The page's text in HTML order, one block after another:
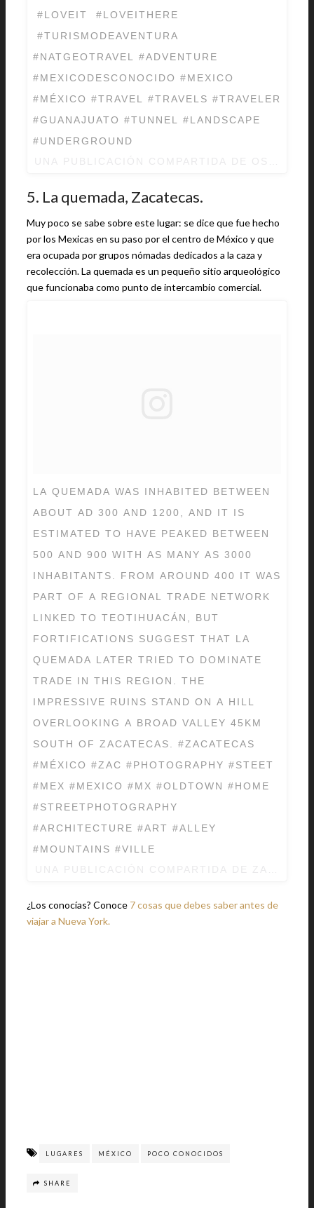
#LOVEIT #LOVEITHERE
#TURISMODEAVENTURA
#NATGEOTRAVEL #ADVENTURE
#MEXICODESCONOCIDO #MEXICO
#MÉXICO #TRAVEL #TRAVELS #TRAVELER
#GUANAJUATO #TUNNEL #LANDSCAPE
#UNDERGROUND
5. La quemada, Zacatecas.
Muy poco se sabe sobre este lugar: se dice que fue hecho
por los Mexicas en su paso por el centro de México y que
era ocupada por grupos nómadas dedicados a la caza y
recolección. La quemada es un pequeño sitio arqueológico
que funcionaba como punto de intercambio comercial.
LA QUEMADA WAS INHABITED BETWEEN
ABOUT AD 300 AND 1200, AND IT IS
ESTIMATED TO HAVE PEAKED BETWEEN
500 AND 900 WITH AS MANY AS 3000
INHABITANTS. FROM AROUND 400 IT WAS
PART OF A REGIONAL TRADE NETWORK
LINKED TO TEOTIHUACÁN, BUT
FORTIFICATIONS SUGGEST THAT LA
QUEMADA LATER TRIED TO DOMINATE
TRADE IN THIS REGION. THE
IMPRESSIVE RUINS STAND ON A HILL
OVERLOOKING A BROAD VALLEY 45KM
SOUTH OF ZACATECAS. #ZACATECAS
#MÉXICO #ZAC #PHOTOGRAPHY #STEET
#MEX #MEXICO #MX #OLDTOWN #HOME
#STREETPHOTOGRAPHY
#ARCHITECTURE #ART #ALLEY
#MOUNTAINS #VILLE
¿Los conocías? Conoce 7 cosas que debes saber antes de
viajar a Nueva York.
LUGARES MÉXICO POCO CONOCIDOS
SHARE